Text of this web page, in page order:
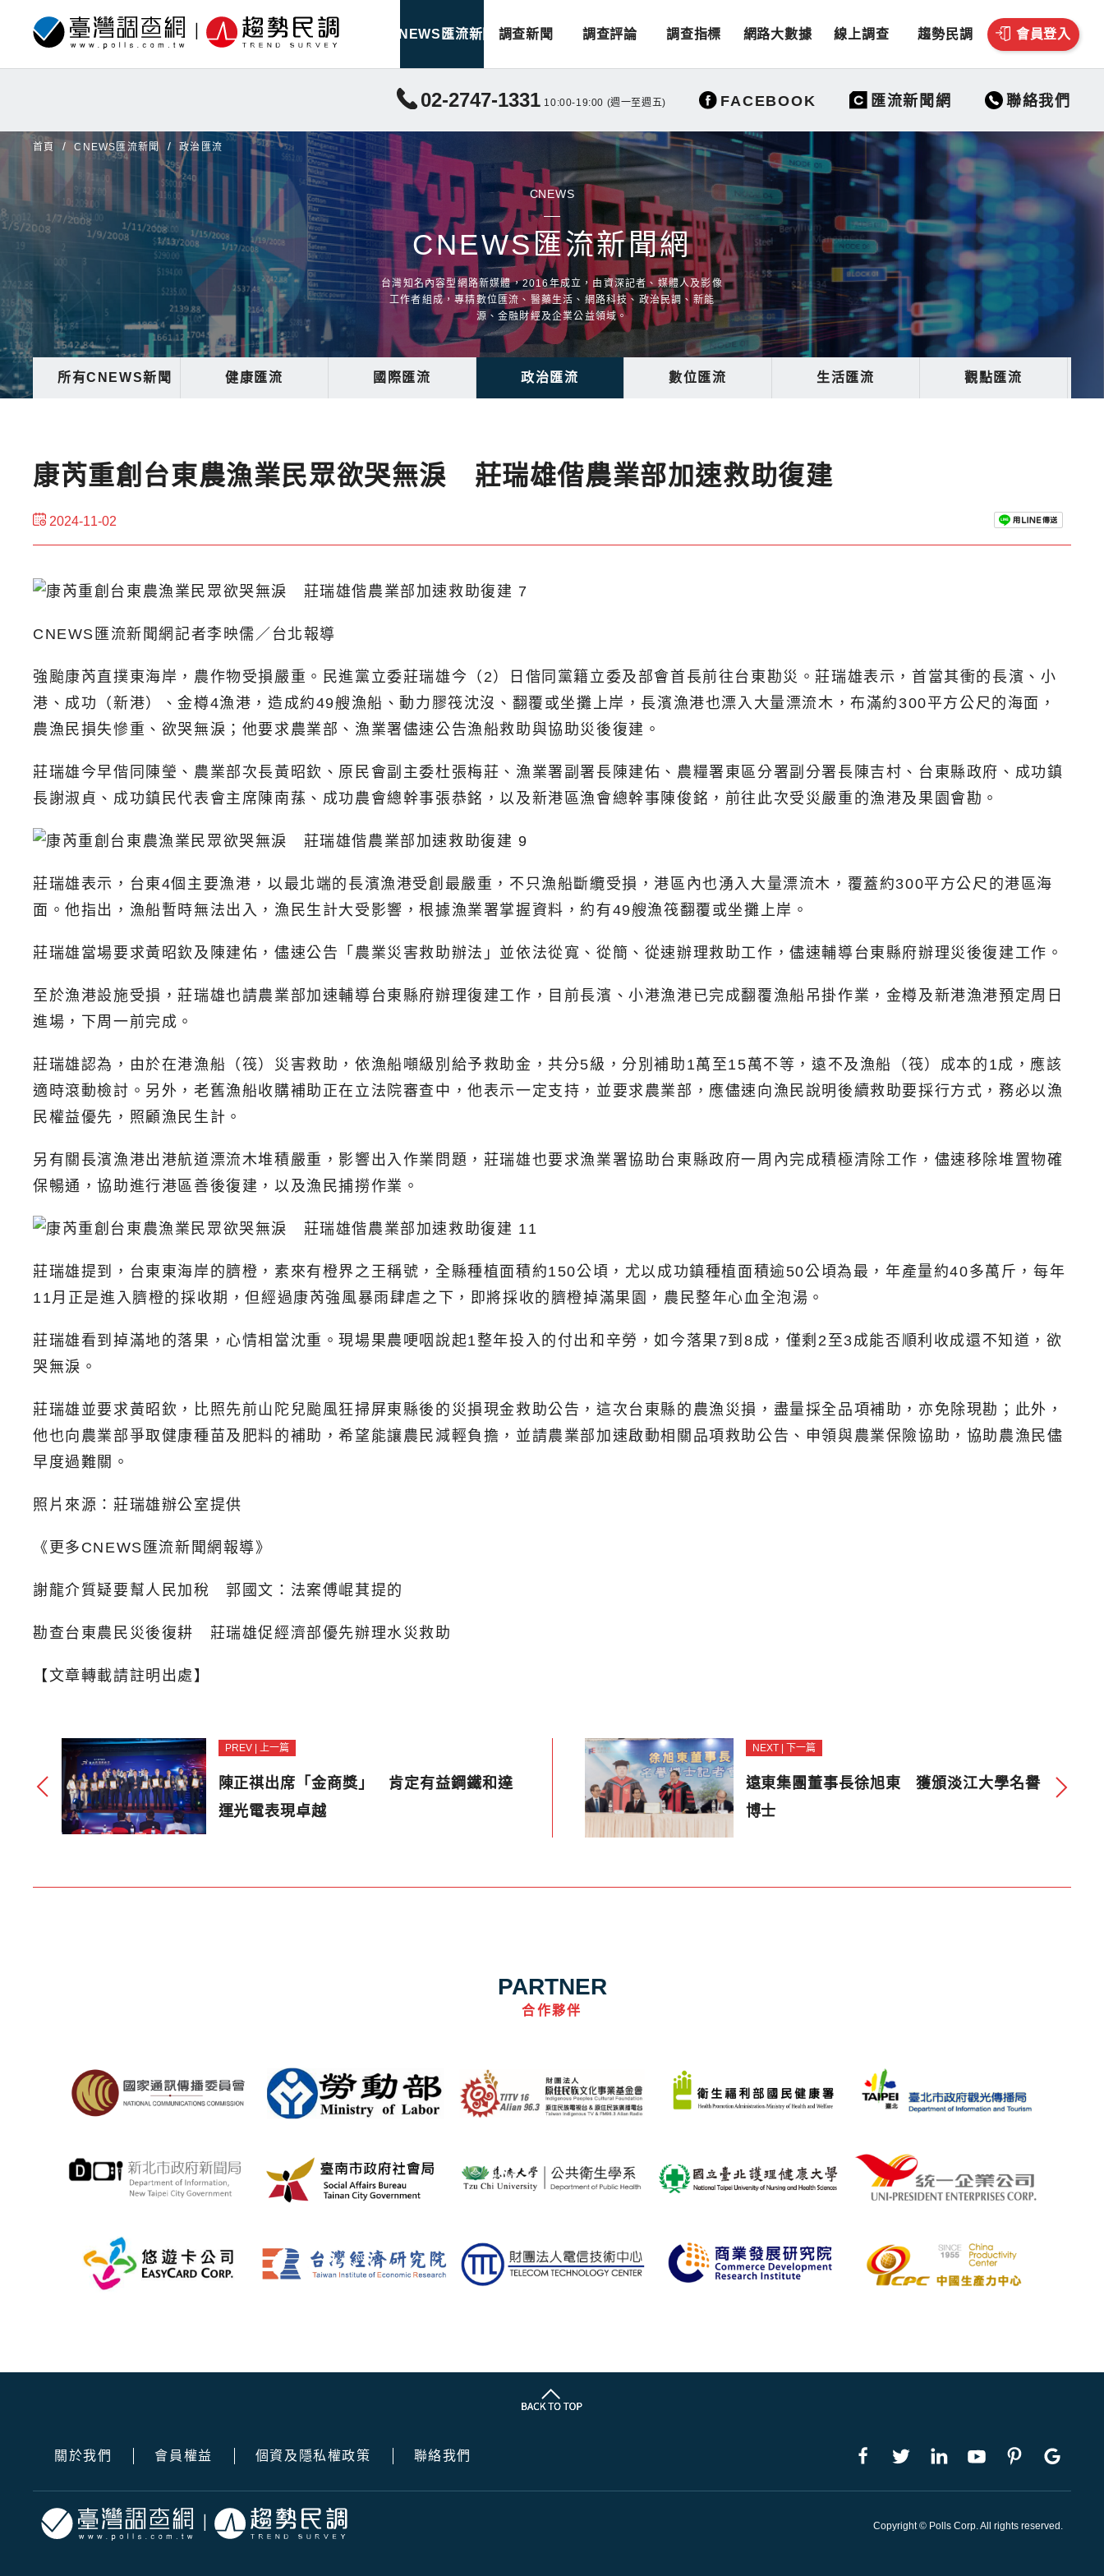
CNEWS匯流新聞 調查新聞 調查評論 調查指標 網路大數據 線上調查 趨勢民調 會員登入
02-2747-1331 10:00-19:00 (週一至週五) FACEBOOK 匯流新聞網 聯絡我們
首頁 CNEWS匯流新聞 政治匯流
CNEWS
CNEWS匯流新聞網
台灣知名內容型網路新媒體，2016年成立，由資深記者、媒體人及影像
工作者組成，專精數位匯流、醫藥生活、網路科技、政治民調、新能
源、金融財經及企業公益領域。
所有CNEWS新聞 健康匯流 國際匯流 政治匯流 數位匯流 生活匯流 觀點匯流
康芮重創台東農漁業民眾欲哭無淚 莊瑞雄偕農業部加速救助復建
2024-11-02
CNEWS匯流新聞網記者李映儒／台北報導
強颱康芮直撲東海岸，農作物受損嚴重。民進黨立委莊瑞雄今（2）日偕同黨籍立委及部會首長前往台東勘災。莊瑞雄表示，首當其衝的長濱、小
港、成功（新港）、金樽4漁港，造成約49艘漁船、動力膠筏沈沒、翻覆或坐攤上岸，長濱漁港也漂入大量漂流木，布滿約300平方公尺的海面，
農漁民損失慘重、欲哭無淚；他要求農業部、漁業署儘速公告漁船救助與協助災後復建。
莊瑞雄今早偕同陳瑩、農業部次長黃昭欽、原民會副主委杜張梅莊、漁業署副署長陳建佑、農糧署東區分署副分署長陳吉村、台東縣政府、成功鎮
長謝淑貞、成功鎮民代表會主席陳南蓀、成功農會總幹事張恭銘，以及新港區漁會總幹事陳俊銘，前往此次受災嚴重的漁港及果園會勘。
莊瑞雄表示，台東4個主要漁港，以最北端的長濱漁港受創最嚴重，不只漁船斷纜受損，港區內也湧入大量漂流木，覆蓋約300平方公尺的港區海
面。他指出，漁船暫時無法出入，漁民生計大受影響，根據漁業署掌握資料，約有49艘漁筏翻覆或坐攤上岸。
莊瑞雄當場要求黃昭欽及陳建佑，儘速公告「農業災害救助辦法」並依法從寬、從簡、從速辦理救助工作，儘速輔導台東縣府辦理災後復建工作。
至於漁港設施受損，莊瑞雄也請農業部加速輔導台東縣府辦理復建工作，目前長濱、小港漁港已完成翻覆漁船吊掛作業，金樽及新港漁港預定周日
進場，下周一前完成。
莊瑞雄認為，由於在港漁船（筏）災害救助，依漁船噸級別給予救助金，共分5級，分別補助1萬至15萬不等，遠不及漁船（筏）成本的1成，應該
適時滾動檢討。另外，老舊漁船收購補助正在立法院審查中，他表示一定支持，並要求農業部，應儘速向漁民說明後續救助要採行方式，務必以漁
民權益優先，照顧漁民生計。
另有關長濱漁港出港航道漂流木堆積嚴重，影響出入作業問題，莊瑞雄也要求漁業署協助台東縣政府一周內完成積極清除工作，儘速移除堆置物確
保暢通，協助進行港區善後復建，以及漁民捕撈作業。
莊瑞雄提到，台東東海岸的臍橙，素來有橙界之王稱號，全縣種植面積約150公頃，尤以成功鎮種植面積逾50公頃為最，年產量約40多萬斤，每年
11月正是進入臍橙的採收期，但經過康芮強風暴雨肆虐之下，即將採收的臍橙掉滿果園，農民整年心血全泡湯。
莊瑞雄看到掉滿地的落果，心情相當沈重。現場果農哽咽說起1整年投入的付出和辛勞，如今落果7到8成，僅剩2至3成能否順利收成還不知道，欲
哭無淚。
莊瑞雄並要求黃昭欽，比照先前山陀兒颱風狂掃屏東縣後的災損現金救助公告，這次台東縣的農漁災損，盡量採全品項補助，亦免除現勘；此外，
他也向農業部爭取健康種苗及肥料的補助，希望能讓農民減輕負擔，並請農業部加速啟動相關品項救助公告、申領與農業保險協助，協助農漁民儘
早度過難關。
照片來源：莊瑞雄辦公室提供
《更多CNEWS匯流新聞網報導》
謝龍介質疑要幫人民加稅 郭國文：法案傅崐萁提的
勘查台東農民災後復耕 莊瑞雄促經濟部優先辦理水災救助
【文章轉載請註明出處】
PREV | 上一篇
陳正祺出席「金商獎」 肯定有益鋼鐵和達
運光電表現卓越
NEXT | 下一篇
遠東集團董事長徐旭東 獲頒淡江大學名譽
博士
PARTNER
合作夥伴
關於我們 會員權益 個資及隱私權政策 聯絡我們
Copyright © Polls Corp. All rights reserved.